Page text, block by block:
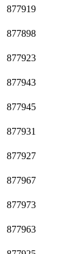
877919
877898
877923
877943
877945
877931
877927
877967
877973
877963